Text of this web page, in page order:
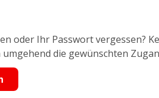
oder Ihr Passwort vergessen?
die gewünschten